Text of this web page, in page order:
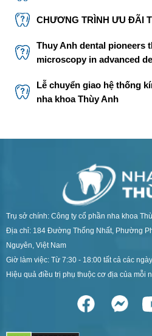
CHƯƠNG TRÌNH ƯU ĐÃI
Thuy Anh dental pioneers
microscopy in advanced
Lễ chuyển giao hệ thống
nha khoa Thùy Anh
Trụ sở chính: Công ty cổ phần nha khoa
Địa chỉ: 184 Đường Thống Nhất, Phường
Nguyên, Việt Nam
Giờ làm việc: Từ 7:30 - 18:00 tất cả các
Hiệu quả điều trị phụ thuộc cơ địa của mỗi